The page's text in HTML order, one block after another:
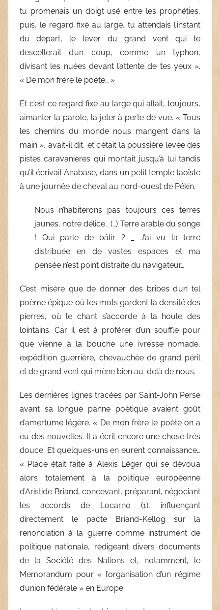
tu promenais un doigt usé entre les prophéties,
puis, le regard fixé au large, tu attendais l’instant
du départ, le lever du grand vent qui te
descellerait d’un coup, comme un typhon,
divisant les nuées devant l’attente de tes yeux ».
« De mon frère le poète… »
Et c’est ce regard fixé au large qui allait, toujours,
aimanter la parole, la jeter à perte de vue. « Tous
les chemins du monde nous mangent dans la
main », avait-il dit, et c’était la poussière levée des
pistes caravanières qui montait jusqu’à lui tandis
qu’il écrivait Anabase, dans un petit temple taoïste
à une journée de cheval au nord-ouest de Pékin.
Nous n’habiterons pas toujours ces terres
jaunes, notre délice… (…) Terre arable du songe
! Qui parle de bâtir ? _ J’ai vu la terre
distribuée en de vastes espaces et ma
pensée n’est point distraite du navigateur…
C’est misère que de donner des bribes d’un tel
poème épique où les mots gardent la densité des
pierres, où le chant s’accorde à la houle des
lointains. Car il est à proférer d’un souffle pour
que vienne à la bouche une ivresse nomade,
expédition guerrière, chevauchée de grand péril
et de grand vent qui mène bien au-delà de nous.
Les dernières lignes tracées par Saint-John Perse
avant sa longue panne poétique avaient goût
d’amertume légère. « De mon frère le poète on a
eu des nouvelles. Il a écrit encore une chose très
douce. Et quelques-uns en eurent connaissance…
« Place était faite à Alexis Léger qui se dévoua
alors totalement à la politique européenne
d’Aristide Briand, concevant, préparant, négociant
les accords de Locarno (1), influençant
directement le pacte Briand-Kellog sur la
renonciation à la guerre comme instrument de
politique nationale, rédigeant divers documents
de la Société des Nations et, notamment, le
Memorandum pour « l’organisation d’un régime
d’union fédérale » en Europe.